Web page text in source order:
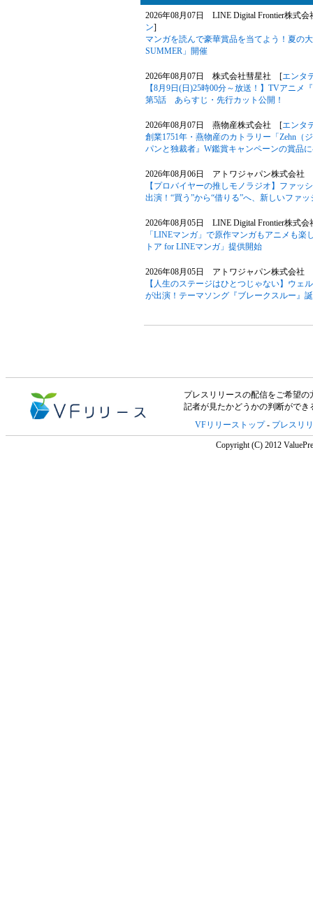
2026年08月07日 LINE Digital Frontier株式
ン]
マンガを読んで豪華賞品を当てよう！夏の
SUMMER」開催
2026年08月07日 株式会社彗星社 [エンタ
【8月9日(日)25時00分～放送！】TVアニ
第5話 あらすじ・先行カット公開！
2026年08月07日 燕物産株式会社 [エンタ
創業1751年・燕物産のカトラリー「Zehn（
パンと独裁者』W鑑賞キャンペーンの賞品
2026年08月06日 アトワジャパン株式会社
【プロバイヤーの推しモノラジオ】ファッ
出演！“買う”から“借りる”へ、新しいファ
2026年08月05日 LINE Digital Frontier株式
「LINEマンガ」で原作マンガもアニメも
トア for LINEマンガ」提供開始
2026年08月05日 アトワジャパン株式会社
【人生のステージはひとつじゃない】ウェ
が出演！テーマソング『ブレークスルー』
プレスリリースの配信をご希望の
記者が見たかどうかの判断がで
VFリリーストップ- プレスリ
Copyright (C) 2012